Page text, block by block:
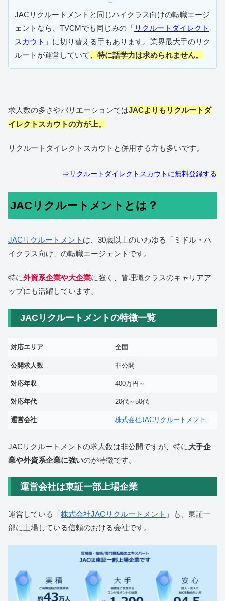
JACリクルートメントと同じハイクラス向けの転職エージ
ェントなら、TVCMでも同じみの「 リクルートダイレクト
スカウト 」に切り替える手もあります。業界最大手のリク
ルートが運営していて、特に語学力は求められません。
求人数の多さやバリエーションではJACよりもリクルートダ
イレクトスカウトの方が上。
リクルートダイレクトスカウトと併用する方も多いです。
⇒リクルートダイレクトスカウトに無料登録する
JACリクルートメントとは？
JACリクルートメント は、30歳以上のいわゆる「ミドル・ハ
イクラス向け」の転職エージェントです。
特に外資系企業や大企業に強く、管理職クラスのキャリアア
ップにも活躍しています。
JACリクルートメントの特徴一覧
対応エリア 全国
公開求人数 非公開
対応年収 400万円～
対応年代 20代～50代
運営会社 株式会社JACリクルートメント
JACリクルートメントの求人数は非公開ですが、特に大手企
業や外資系企業に強いのが特徴です。
運営会社は東証一部上場企業
運営している「株式会社JACリクルートメント 」も、東証一
部に上場している信頼のおける会社です。